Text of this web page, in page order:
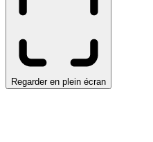
Regarder en plein écran